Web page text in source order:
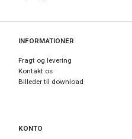
INFORMATIONER
Fragt og levering
Kontakt os
Billeder til download
KONTO